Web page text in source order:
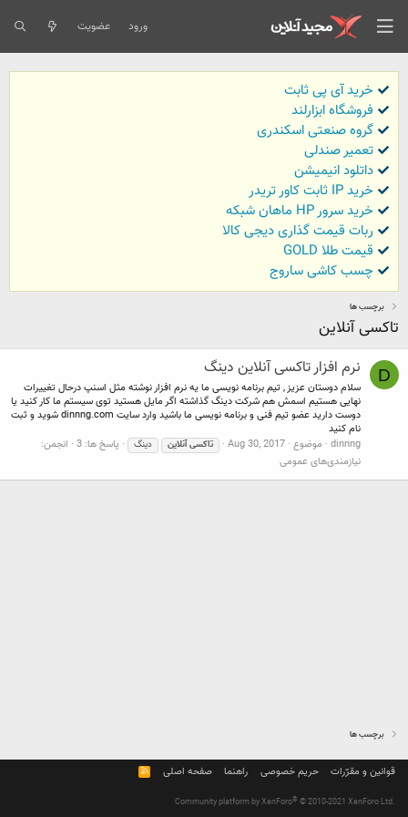
ورود عضویت
خرید آی پی ثابت
فروشگاه ابزارلند
گروه صنعتی اسکندری
تعمیر صندلی
داتلود انیمیشن
خرید IP ثابت کاور تریدر
خرید سرور HP ماهان شبکه
ربات قیمت گذاری دیجی کالا
قیمت طلا GOLD
چسب کاشی ساروج
برچسب ها
تاکسی آنلاین
D نرم افزار تاکسی آنلاین دینگ
سلام دوستان عزیز , تیم برنامه نویسی ما یه نرم افزار نوشته مثل اسنپ درحال تغییرات
نهایی هستیم اسمش هم شرکت دینگ گذاشته اگر مایل هستید توی سیستم ما کار کنید یا
دوست دارید عضو تیم فنی و برنامه نویسی ما باشید وارد سایت dinnng.com شوید و ثبت
نام کنید
dinnng موضوع Aug 30, 2017 تاکسی آنلاین دینگ پاسخ ها: 3
انجمن:
نیازمندی‌های عمومی
برچسب ها
قوانین و مقرّرات حریم خصوصی راهنما صفحه اصلی
R
S
Community platform by XenForo® © 2010-2021 XenForo Ltd.